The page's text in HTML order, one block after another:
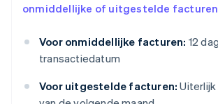
onmiddellijke of uitgestelde facturen
Voor onmiddellijke facturen: 12
transactiedatum
Voor uitgestelde facturen: Uiterlijk